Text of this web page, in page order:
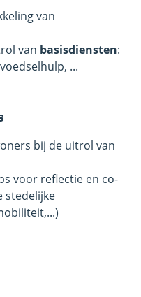
van
van basisdiensten:
...
bij de uitrol van
voor reflectie en co-
stedelijke